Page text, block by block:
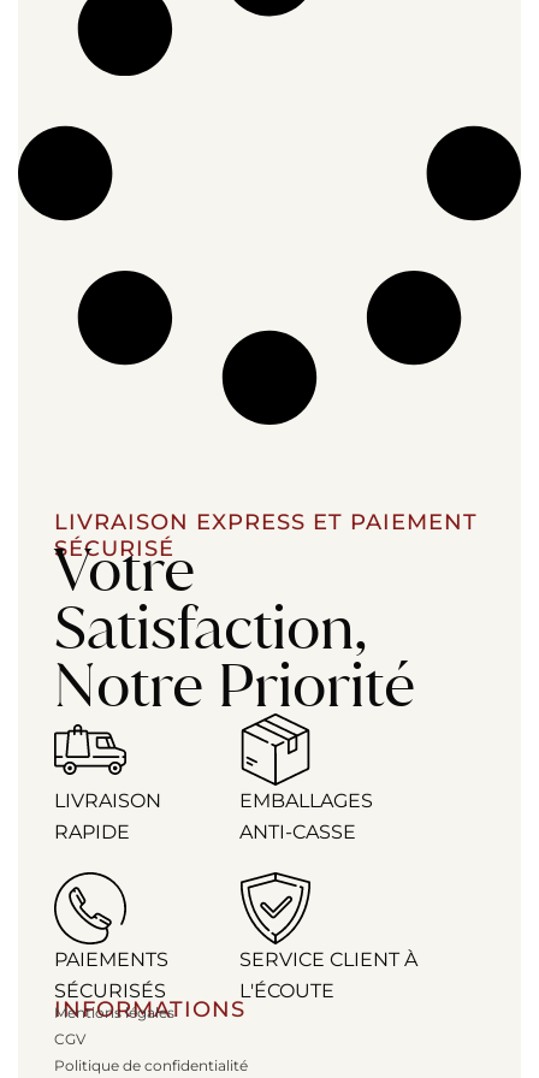
LIVRAISON EXPRESS ET PAIEMENT
SÉCURISÉ
Votre
Satisfaction,
Notre Priorité
LIVRAISON
RAPIDE
EMBALLAGES
ANTI-CASSE
PAIEMENTS
SÉCURISÉS
SERVICE CLIENT À
L'ÉCOUTE
INFORMATIONS
Mentions légales
CGV
Politique de confidentialité